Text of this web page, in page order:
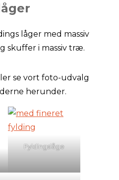
låger med massiv
skuffer i massiv træ.
se vort foto-udvalg
herunder.
Fyldingslåge